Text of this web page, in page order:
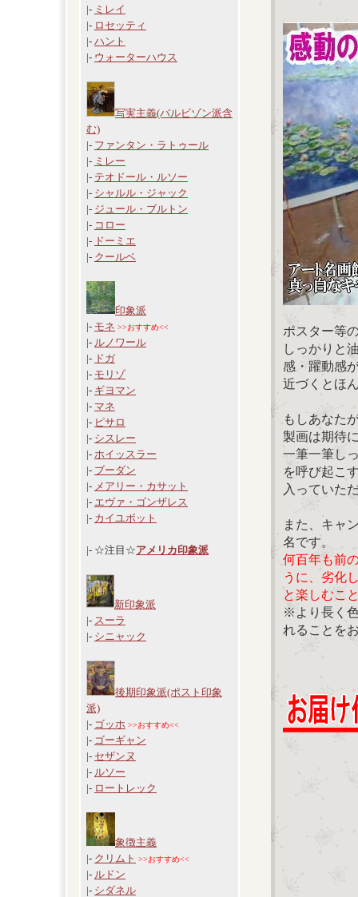
|- ミレイ
|- ロセッティ
|- ハント
|- ウォーターハウス
写実主義(バルビゾン派含
む)
|- ファンタン・ラトゥール
|- ミレー
|- テオドール・ルソー
|- シャルル・ジャック
|- ジュール・ブルトン
|- コロー
|- ドーミエ
|- クールベ
印象派
|- モネ >>おすすめ<<
|- ルノワール
|- ドガ
|- モリゾ
|- ギヨマン
|- マネ
|- ピサロ
|- シスレー
|- ホイッスラー
|- ブーダン
|- メアリー・カサット
|- エヴァ・ゴンザレス
|- カイユボット
|- ☆注目☆アメリカ印象派
新印象派
|- スーラ
|- シニャック
後期印象派(ポスト印象
派)
|- ゴッホ >>おすすめ<<
|- ゴーギャン
|- セザンヌ
|- ルソー
|- ロートレック
象徴主義
|- クリムト >>おすすめ<<
|- ルドン
|- シダネル
ポスター等
しっかりと
感・躍動感
近づくとほ
もしあなた
製画は期待
一筆一筆し
を呼び起こ
入っていた
また、キャ
名です。
何百年も前
うに、劣化
と楽しむこ
※より長く
れることを